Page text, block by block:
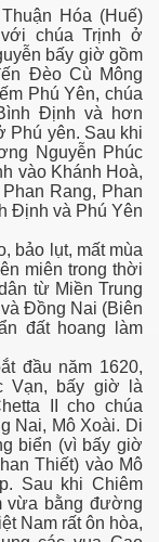
Hóa (Huế)
chúa Trịnh ở
bấy giờ gồm
Đèo Cù Mông
Phú Yên, chúa
Định và hơn
Phú yên. Sau khi
Nguyễn Phúc
vào Khánh Hoà,
Rang, Phan
Định và Phú Yên
bảo lụt, mất mùa
miên trong thời
từ Miền Trung
Đồng Nai (Biên
đất hoang làm
đầu năm 1620,
Vạn, bấy giờ là
II cho chúa
Nai, Mô Xoài. Di
biển (vì bấy giờ
Thiết) vào Mô
Sau khi Chiêm
vừa bằng đường
Nam rất ôn hòa,